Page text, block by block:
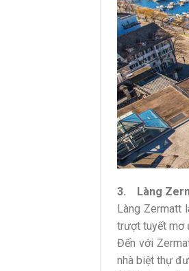
3. Làng
Làng Zermatt
trượt tuyết mơ
Đến với
nhà biệt thự